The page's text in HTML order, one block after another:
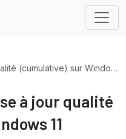
(cumulative) sur Windows 11
à jour qualité
11